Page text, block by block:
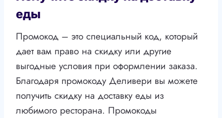
еды
Промокод – это специальный код, который
дает вам право на скидку или другие
выгодные условия при оформлении заказа.
Благодаря промокоду Деливери вы можете
получить скидку на доставку еды из
любимого ресторана. Промокоды